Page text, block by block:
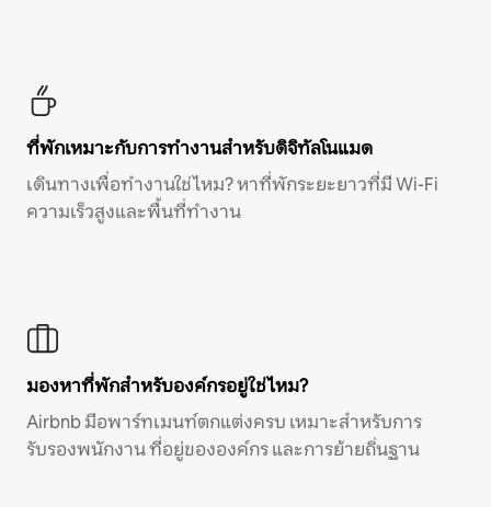
ที่พักเหมาะกับการทำงานสำหรับดิจิทัลโนแมด
เดินทางเพื่อทำงานใช่ไหม? หาที่พักระยะยาวที่มี Wi-Fi
ความเร็วสูงและพื้นที่ทำงาน
มองหาที่พักสำหรับองค์กรอยู่ใช่ไหม?
Airbnb มีอพาร์ทเมนท์ตกแต่งครบ เหมาะสำหรับการ
รับรองพนักงาน ที่อยู่ขององค์กร และการย้ายถิ่นฐาน